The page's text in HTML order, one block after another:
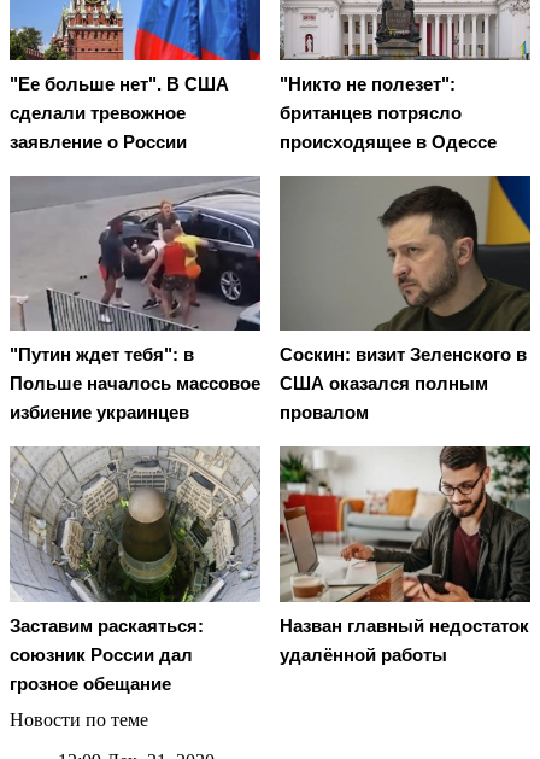
"Ее больше нет". В США
сделали тревожное
заявление о России
"Никто не полезет":
британцев потрясло
происходящее в Одессе
"Путин ждет тебя": в
Польше началось массовое
избиение украинцев
Соскин: визит Зеленского в
США оказался полным
провалом
Заставим раскаяться:
союзник России дал
грозное обещание
Назван главный недостаток
удалённой работы
Новости по теме